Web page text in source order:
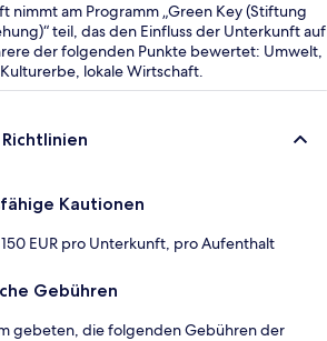
nimmt am Programm „Green Key (Stiftung
teil, das den Einfluss der Unterkunft auf
der folgenden Punkte bewertet: Umwelt,
lokale Wirtschaft.
Kautionen
150 EUR pro Unterkunft, pro Aufenthalt
Gebühren
gebeten, die folgenden Gebühren der